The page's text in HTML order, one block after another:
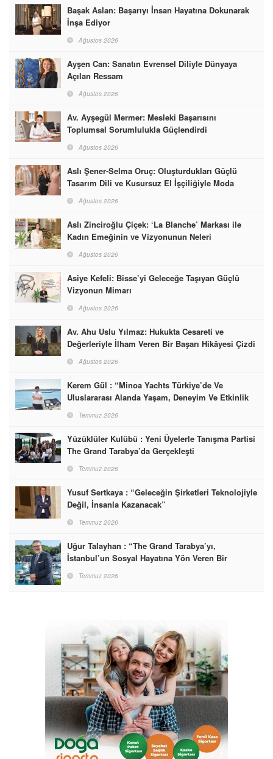
Başak Aslan: Başarıyı İnsan Hayatına Dokunarak
İnşa Ediyor
Ağustos 2026
Ayşen Can: Sanatın Evrensel Diliyle Dünyaya
Açılan Ressam
Ağustos 2026
Av. Ayşegül Mermer: Mesleki Başarısını
Toplumsal Sorumlulukla Güçlendirdi
Ağustos 2026
Aslı Şener-Selma Oruç: Oluşturdukları Güçlü
Tasarım Dili ve Kusursuz El İşçiliğiyle Moda
Dünyasına İmzalarını Attılar
Ağustos 2026
Aslı Zinciroğlu Çiçek: ‘La Blanche’ Markası ile
Kadın Emeğinin ve Vizyonunun Neleri
Başarabileceğinin En Güzel Örneğini Sunuyor
Ağustos 2026
Asiye Kefeli: Bisse’yi Geleceğe Taşıyan Güçlü
Vizyonun Mimarı
Ağustos 2026
Av. Ahu Uslu Yılmaz: Hukukta Cesareti ve
Değerleriyle İlham Veren Bir Başarı Hikâyesi Çizdi
Ağustos 2026
Kerem Gül : “Minoa Yachts Türkiye’de Ve
Uluslararası Alanda Yaşam, Deneyim Ve Etkinlik
Markası Olacak”
Temmuz 2026
Yüzüklüler Kulübü : Yeni Üyelerle Tanışma Partisi
The Grand Tarabya’da Gerçekleşti
Temmuz 2026
Yusuf Sertkaya : “Geleceğin Şirketleri Teknolojiyle
Değil, İnsanla Kazanacak”
Temmuz 2026
Uğur Talayhan : “The Grand Tarabya’yı,
İstanbul’un Sosyal Hayatına Yön Veren Bir
Destinasyon Haline Getirmeyi Hedefliyorum”
Temmuz 2026